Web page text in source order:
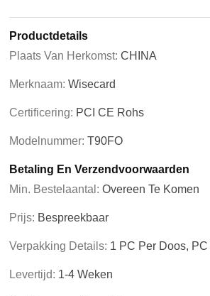
Productdetails
Plaats Van Herkomst: CHINA
Merknaam: Wisecard
Certificering: PCI CE Rohs
Modelnummer: T90FO
Betaling En Verzendvoorwaarden
Min. Bestelaantal: Overeen Te Komen
Prijs: Bespreekbaar
Verpakking Details: 1 PC Per Doos,
Levertijd: 1-4 Weken